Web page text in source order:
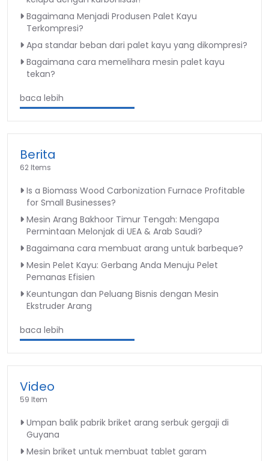
Bagaimana Menjadi Produsen Palet Kayu
Terkompresi?
Apa standar beban dari palet kayu yang dikompresi?
Bagaimana cara memelihara mesin palet kayu
tekan?
baca lebih
Berita
62 Items
Is a Biomass Wood Carbonization Furnace Profitable
for Small Businesses?
Mesin Arang Bakhoor Timur Tengah: Mengapa
Permintaan Melonjak di UEA & Arab Saudi?
Bagaimana cara membuat arang untuk barbeque?
Mesin Pelet Kayu: Gerbang Anda Menuju Pelet
Pemanas Efisien
Keuntungan dan Peluang Bisnis dengan Mesin
Ekstruder Arang
baca lebih
Video
59 Item
Umpan balik pabrik briket arang serbuk gergaji di
Guyana
Mesin briket untuk membuat tablet garam